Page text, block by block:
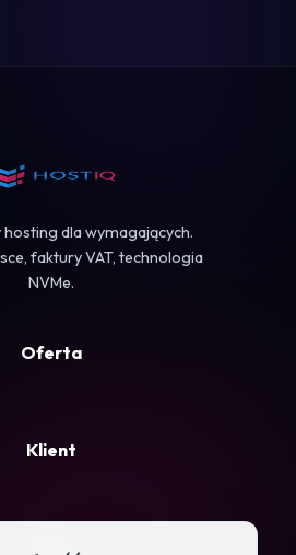
dla wymagających.
faktury VAT, technologia
NVMe.
Oferta
Klient
Firma